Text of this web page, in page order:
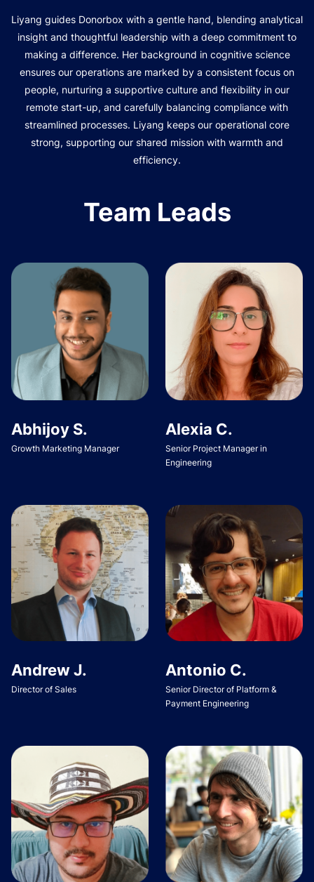
Liyang guides Donorbox with a gentle hand, blending analytical
insight and thoughtful leadership with a deep commitment to
making a difference. Her background in cognitive science
ensures our operations are marked by a consistent focus on
people, nurturing a supportive culture and flexibility in our
remote start-up, and carefully balancing compliance with
streamlined processes. Liyang keeps our operational core
strong, supporting our shared mission with warmth and
efficiency.
Team Leads
Abhijoy S.
Growth Marketing Manager
Alexia C.
Senior Project Manager in
Engineering
Andrew J.
Director of Sales
Antonio C.
Senior Director of Platform &
Payment Engineering